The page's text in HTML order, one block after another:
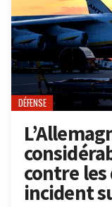
DÉFENSE
contre les
incident